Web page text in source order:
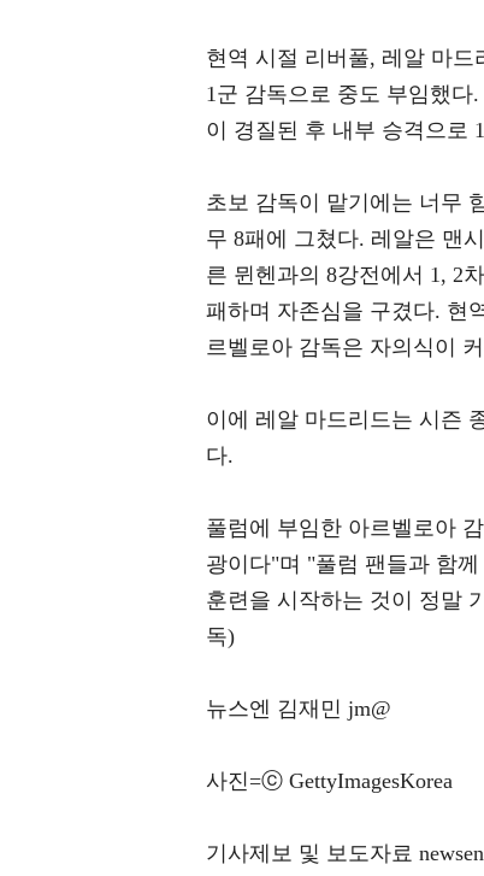
현역 시절 리버풀, 레알 마
1군 감독으로 중도 부임했
이 경질된 후 내부 승격으로
초보 감독이 맡기에는 너무
무 8패에 그쳤다. 레알은 맨
른 뮌헨과의 8강전에서 1, 2
패하며 자존심을 구겼다. 현
르벨로아 감독은 자의식이
이에 레알 마드리드는 시즌
다.
풀럼에 부임한 아르벨로아
광이다"며 "풀럼 팬들과 함
훈련을 시작하는 것이 정말
독)
뉴스엔 김재민 jm@
사진=ⓒ GettyImagesKorea
기사제보 및 보도자료